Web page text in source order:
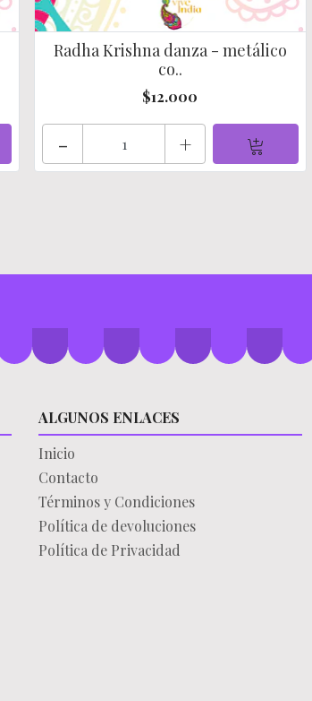
Radha Krishna danza - metálico
co..
$12.000
- +
ALGUNOS ENLACES
Inicio
Contacto
Términos y Condiciones
Política de devoluciones
Política de Privacidad